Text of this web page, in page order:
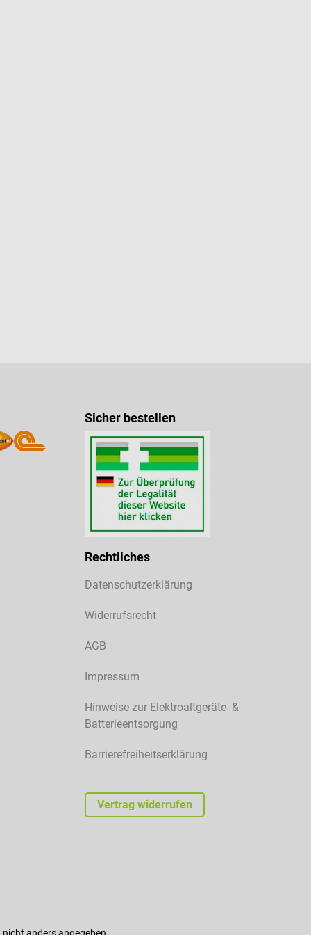
Sicher bestellen
Rechtliches
Datenschutzerklärung
Widerrufsrecht
AGB
Impressum
Hinweise zur Elektroaltgeräte- &
Batterieentsorgung
Barrierefreiheitserklärung
Vertrag widerrufen